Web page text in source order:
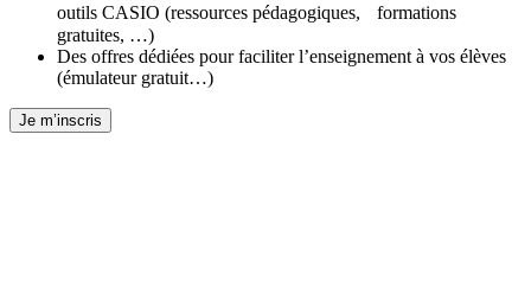
outils CASIO (ressources pédagogiques, formations
gratuites, …)
Des offres dédiées pour faciliter l’enseignement à vos élèves
(émulateur gratuit…)
Je m’inscris